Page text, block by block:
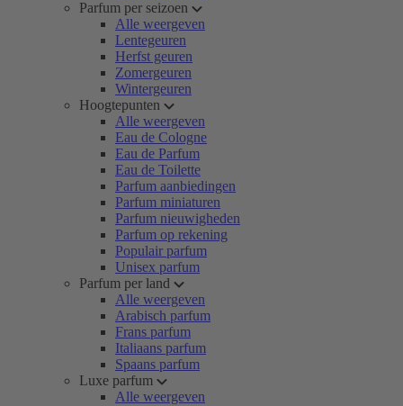
Parfum per seizoen
Alle weergeven
Lentegeuren
Herfst geuren
Zomergeuren
Wintergeuren
Hoogtepunten
Alle weergeven
Eau de Cologne
Eau de Parfum
Eau de Toilette
Parfum aanbiedingen
Parfum miniaturen
Parfum nieuwigheden
Parfum op rekening
Populair parfum
Unisex parfum
Parfum per land
Alle weergeven
Arabisch parfum
Frans parfum
Italiaans parfum
Spaans parfum
Luxe parfum
Alle weergeven